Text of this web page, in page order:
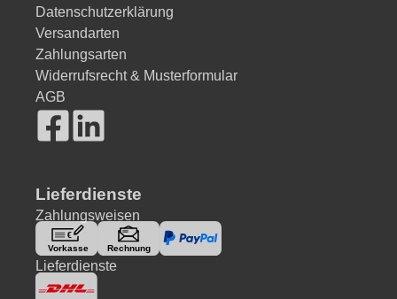
Datenschutzerklärung
Versandarten
Zahlungsarten
Widerrufsrecht & Musterformular
AGB
Lieferdienste
Zahlungsweisen
Lieferdienste